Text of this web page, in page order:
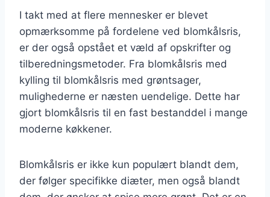
I takt med at flere mennesker er blevet
opmærksomme på fordelene ved blomkålsris,
er der også opstået et væld af opskrifter og
tilberedningsmetoder. Fra blomkålsris med
kylling til blomkålsris med grøntsager,
mulighederne er næsten uendelige. Dette har
gjort blomkålsris til en fast bestanddel i mange
moderne køkkener.
Blomkålsris er ikke kun populært blandt dem,
der følger specifikke diæter, men også blandt